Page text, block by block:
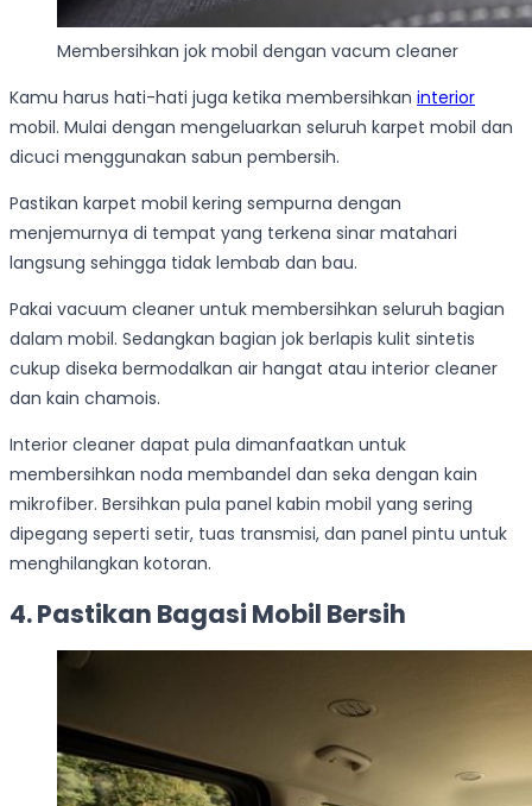
Membersihkan jok mobil dengan vacum cleaner
Kamu harus hati-hati juga ketika membersihkan interior
mobil. Mulai dengan mengeluarkan seluruh karpet mobil dan
dicuci menggunakan sabun pembersih.
Pastikan karpet mobil kering sempurna dengan
menjemurnya di tempat yang terkena sinar matahari
langsung sehingga tidak lembab dan bau.
Pakai vacuum cleaner untuk membersihkan seluruh bagian
dalam mobil. Sedangkan bagian jok berlapis kulit sintetis
cukup diseka bermodalkan air hangat atau interior cleaner
dan kain chamois.
Interior cleaner dapat pula dimanfaatkan untuk
membersihkan noda membandel dan seka dengan kain
mikrofiber. Bersihkan pula panel kabin mobil yang sering
dipegang seperti setir, tuas transmisi, dan panel pintu untuk
menghilangkan kotoran.
4. Pastikan Bagasi Mobil Bersih